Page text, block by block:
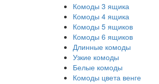
Комоды 3 ящика
Комоды 4 ящика
Комоды 5 ящиков
Комоды 6 ящиков
Длинные комоды
Узкие комоды
Белые комоды
Комоды цвета венге